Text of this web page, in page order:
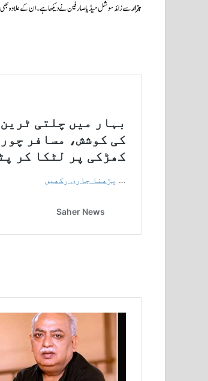
ہزارسے زائد سوشل میڈیا صارفین نے دیکھا ہے۔ان کے علاوہ بھی